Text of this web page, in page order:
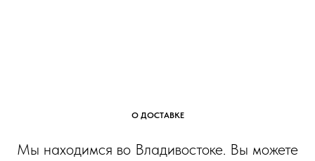
О ДОСТАВКЕ
Мы находимся во Владивостоке. Вы можете